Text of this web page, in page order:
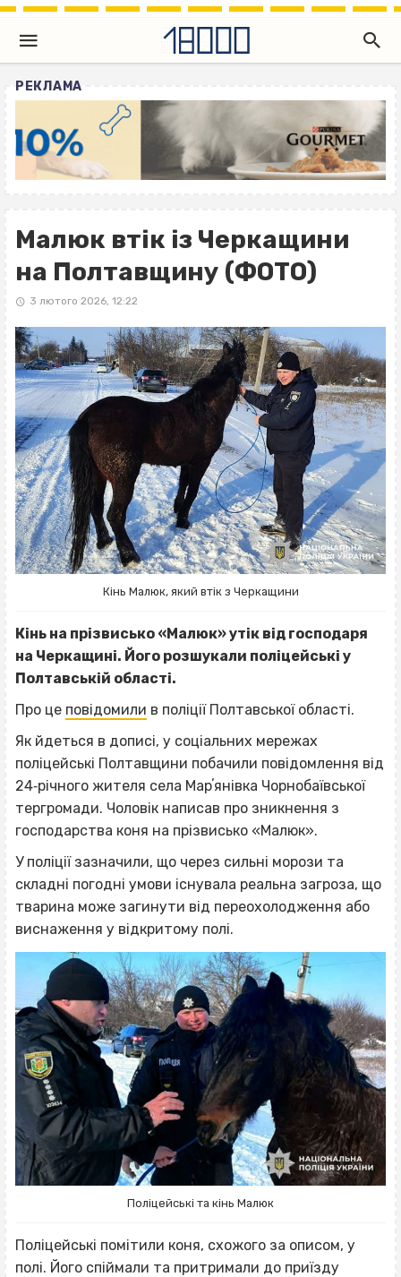
РЕКЛАМА
Малюк втік із Черкащини
на Полтавщину (ФОТО)
3 лютого 2026, 12:22
Кінь Малюк, який втік з Черкащини
Кінь на прізвисько «Малюк» утік від господаря
на Черкащині. Його розшукали поліцейські у
Полтавській області.
Про це повідомили в поліції Полтавської області.
Як йдеться в дописі, у соціальних мережах
поліцейські Полтавщини побачили повідомлення від
24‐річного жителя села Марʼянівка Чорнобаївської
тергромади. Чоловік написав про зникнення з
господарства коня на прізвисько «Малюк».
У поліції зазначили, що через сильні морози та
складні погодні умови існувала реальна загроза, що
тварина може загинути від переохолодження або
виснаження у відкритому полі.
Поліцейські та кінь Малюк
Поліцейські помітили коня, схожого за описом, у
полі. Його спіймали та притримали до приїзду